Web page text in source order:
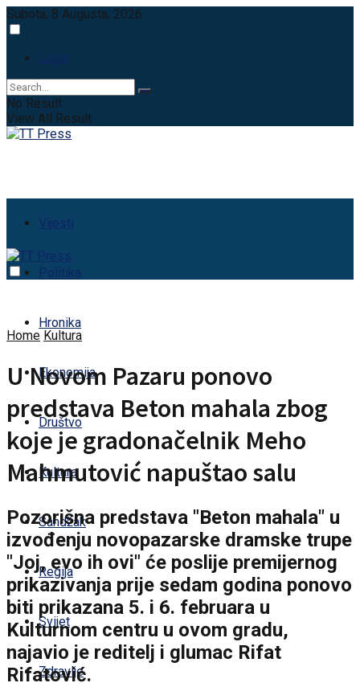
Subota, 8 Augusta, 2026
Login
No Result
View All Result
Vijesti
Politika
Hronika
Ekonomija
Društvo
Kultura
Sandžak
Regija
Svijet
Zdravlje
Home Kultura
U Novom Pazaru ponovo
predstava Beton mahala zbog
koje je gradonačelnik Meho
Mahmutović napuštao salu
Pozorišna predstava "Beton mahala" u
izvođenju novopazarske dramske trupe
"Joj, evo ih ovi" će poslije premijernog
prikazivanja prije sedam godina ponovo
biti prikazana 5. i 6. februara u
Kulturnom centru u ovom gradu,
najavio je reditelj i glumac Rifat
Rifatović.